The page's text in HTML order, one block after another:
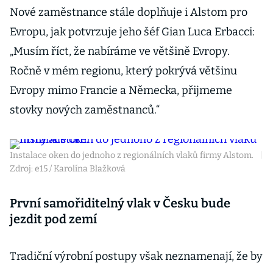
Nové zaměstnance stále doplňuje i Alstom pro
Evropu, jak potvrzuje jeho šéf Gian Luca Erbacci:
„Musím říct, že nabíráme ve většině Evropy.
Ročně v mém regionu, který pokrývá většinu
Evropy mimo Francie a Německa, přijmeme
stovky nových zaměstnanců.“
Instalace oken do jednoho z regionálních vlaků firmy Alstom.
Zdroj: e15 / Karolína Blažková
První samořiditelný vlak v Česku bude
jezdit pod zemí
Tradiční výrobní postupy však neznamenají, že by